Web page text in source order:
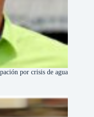
por crisis de agua